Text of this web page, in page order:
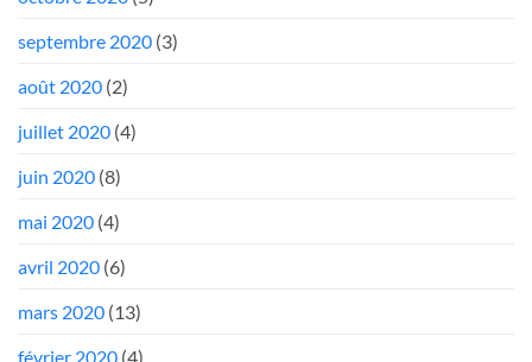
septembre 2020 (3)
août 2020 (2)
juillet 2020 (4)
juin 2020 (8)
mai 2020 (4)
avril 2020 (6)
mars 2020 (13)
février 2020 (4)